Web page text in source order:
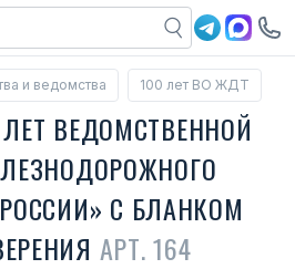
и ведомства 100 лет ВО ЖДТ
ВЕДОМСТВЕННОЙ
С БЛАНКОМ
АРТ. 164